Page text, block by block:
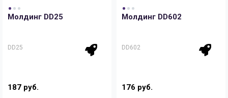
Молдинг DD25
DD25
187 руб.
Молдинг DD602
DD602
176 руб.